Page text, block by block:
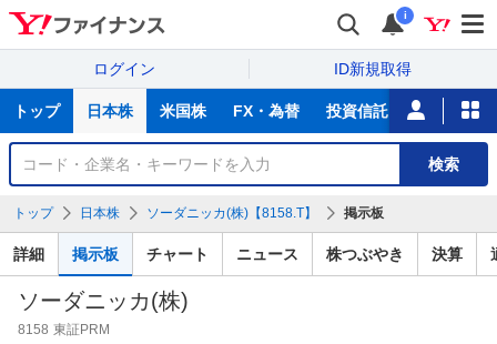
i
ログイン ID新規取得
サ
トップ 日本株 米国株 FX・為替 投資信託 ニュース
銘
検
索
検索
トップ 日本株 ソーダニッカ(株)【8158.T】 掲示板
詳細 掲示板 チャート ニュース 株つぶやき 決算
ソーダニッカ(株)
8158 東証PRM